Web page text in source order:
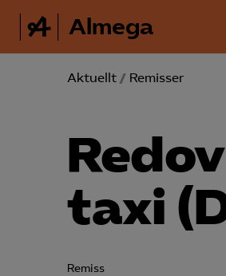
Almega
Aktuellt / Remisser
taxi
Remiss